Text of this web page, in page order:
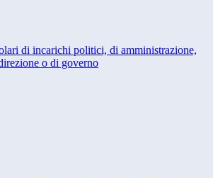
di incarichi politici, di amministrazione,
o di governo